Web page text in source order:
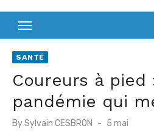
t
SANTÉ
Coureurs à pied
pandémie qui
BySylvain CESBRON
P
5 mai